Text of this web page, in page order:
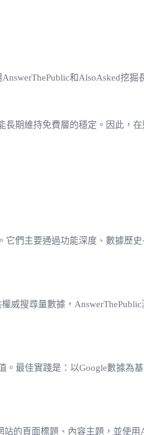
和AlsoAsked挖掘
期維持免費層的穩定。因此，在
們主要通過功能深度、數據歷
威搜尋量數據，
最佳實踐是：以Google數據為
的頁面標題、內容主題，並使